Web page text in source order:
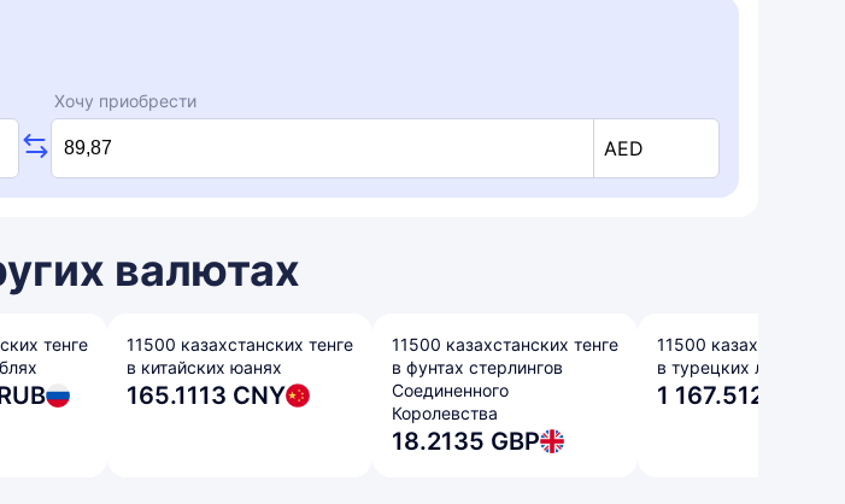
Хочу приобрести
AED
валютах
тенге
11500 казахстанских тенге
в китайских юанях
165.1113 CNY
11500 казахстанских тенге
в фунтах стерлингов
Соединенного
Королевства
18.2135 GBP
11500 казахстанских
в турецких лирах
1 167.5127 TRY